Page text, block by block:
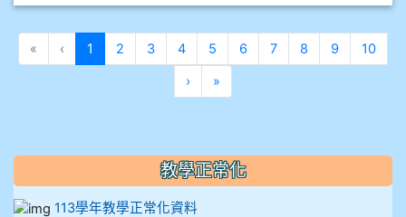
« ‹ 1 (目前頁次)
2 3 4 5 6 7 8 9
10
›下一頁
»最後頁
教學正常化
113學年教學正常化資料